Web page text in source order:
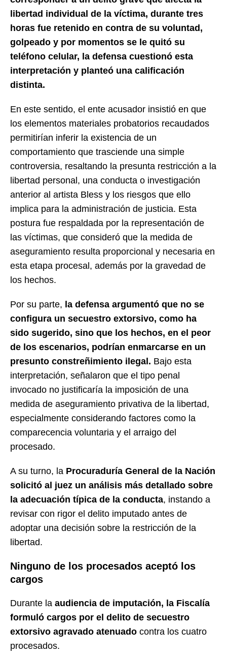
libertad individual de la víctima, durante tres
horas fue retenido en contra de su voluntad,
golpeado y por momentos se le quitó su
teléfono celular, la defensa cuestionó esta
interpretación y planteó una calificación
distinta.
En este sentido, el ente acusador insistió en que
los elementos materiales probatorios recaudados
permitirían inferir la existencia de un
comportamiento que trasciende una simple
controversia, resaltando la presunta restricción a la
libertad personal, una conducta o investigación
anterior al artista Bless y los riesgos que ello
implica para la administración de justicia. Esta
postura fue respaldada por la representación de
las víctimas, que consideró que la medida de
aseguramiento resulta proporcional y necesaria en
esta etapa procesal, además por la gravedad de
los hechos.
Por su parte, la defensa argumentó que no se
configura un secuestro extorsivo, como ha
sido sugerido, sino que los hechos, en el peor
de los escenarios, podrían enmarcarse en un
presunto constreñimiento ilegal. Bajo esta
interpretación, señalaron que el tipo penal
invocado no justificaría la imposición de una
medida de aseguramiento privativa de la libertad,
especialmente considerando factores como la
comparecencia voluntaria y el arraigo del
procesado.
A su turno, la Procuraduría General de la Nación
solicitó al juez un análisis más detallado sobre
la adecuación típica de la conducta, instando a
revisar con rigor el delito imputado antes de
adoptar una decisión sobre la restricción de la
libertad.
Ninguno de los procesados aceptó los
cargos
Durante la audiencia de imputación, la Fiscalía
formuló cargos por el delito de secuestro
extorsivo agravado atenuado contra los cuatro
procesados.